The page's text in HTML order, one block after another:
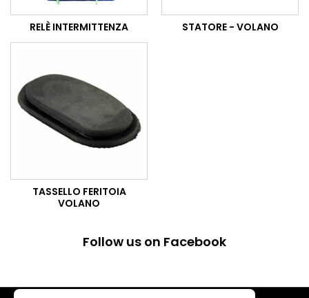
RELÈ INTERMITTENZA STATORE - VOLANO
TASSELLO FERITOIA
VOLANO
Follow us on Facebook